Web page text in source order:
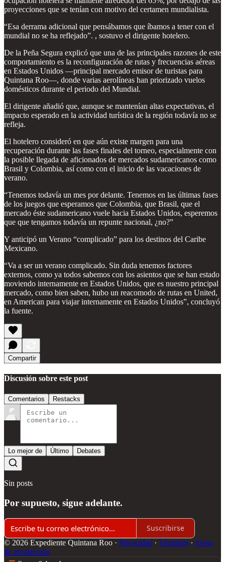
proyecciones que se tenían con motivo del certamen mundialista.
“Esa derrama adicional que pensábamos que íbamos a tener con el
mundial no se ha reflejado”. , sostuvo el dirigente hotelero.
De la Peña Segura explicó que una de las principales razones de este
comportamiento es la reconfiguración de rutas y frecuencias aéreas
en Estados Unidos —principal mercado emisor de turistas para
Quintana Roo—, donde varias aerolíneas han priorizado vuelos
domésticos durante el periodo del Mundial.
El dirigente añadió que, aunque se mantenían altas expectativas, el
impacto esperado en la actividad turística de la región todavía no se
refleja.
El hotelero consideró en que aún existe margen para una
recuperación durante las fases finales del torneo, especialmente con
la posible llegada de aficionados de mercados sudamericanos como
Brasil y Colombia, así como con el inicio de las vacaciones de
verano.
“Tenemos todavía un mes por delante. Tenemos en las últimas fases
de los juegos que esperamos que Colombia, que Brasil, que el
mercado éste sudamericano vuele hacia Estados Unidos, esperemos
que que tengamos todavía un repunte nacional, ¿no?”
Y anticipó un Verano “complicado” para los destinos del Caribe
Mexicano.
“Va a ser un verano complicado. Sin duda tenemos factores
externos, como ya todos sabemos con los asientos que se han estado
moviendo internamente en Estados Unidos, que es nuestro principal
mercado, como bien saben, hubo un reacomodo de rutas en United,
en American para viajar internamente en Estados Unidos”, concluyó
la fuente.
Compartir
Discusión sobre este post
Comentarios Restacks
Lo mejor de Último Debates
Sin posts
Por supuesto, sigue adelante.
Suscribirse
© 2026 Expediente Quintana Roo · Privacidad ∙ Términos ∙ Aviso
de recolección